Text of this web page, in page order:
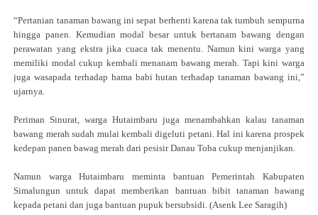
“Pertanian tanaman bawang ini sepat berhenti karena tak tumbuh sempurna
hingga panen. Kemudian modal besar untuk bertanam bawang dengan
perawatan yang ekstra jika cuaca tak menentu. Namun kini warga yang
memiliki modal cukup kembali menanam bawang merah. Tapi kini warga
juga wasapada terhadap hama babi hutan terhadap tanaman bawang ini,”
ujarnya.
Periman Sinurat, warga Hutaimbaru juga menambahkan kalau tanaman
bawang merah sudah mulai kembali digeluti petani. Hal ini karena prospek
kedepan panen bawag merah dari pesisir Danau Toba cukup menjanjikan.
Namun warga Hutaimbaru meminta bantuan Pemerintah Kabupaten
Simalungun untuk dapat memberikan bantuan bibit tanaman bawang
kepada petani dan juga bantuan pupuk bersubsidi. (Asenk Lee Saragih)